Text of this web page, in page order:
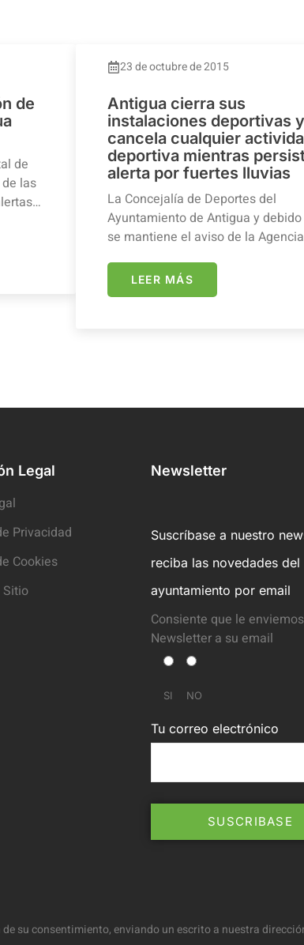
de
de
las
23 de octubre de 2015
Antigua cierra sus
instalaciones deportivas y
cancela cualquier
deportiva mientras
alerta por fuertes lluvias
La Concejalía de Deportes del
Ayuntamiento de Antigua y
se mantiene el aviso de la
LEER MÁS
Legal
Privacidad
Cookies
Newsletter
Suscríbase a nuestro
reciba las novedades del
ayuntamiento por email
Consiente que le
Newsletter a su email
SI NO
Tu correo electrónico
su consentimiento, enviando un escrito a nuestra